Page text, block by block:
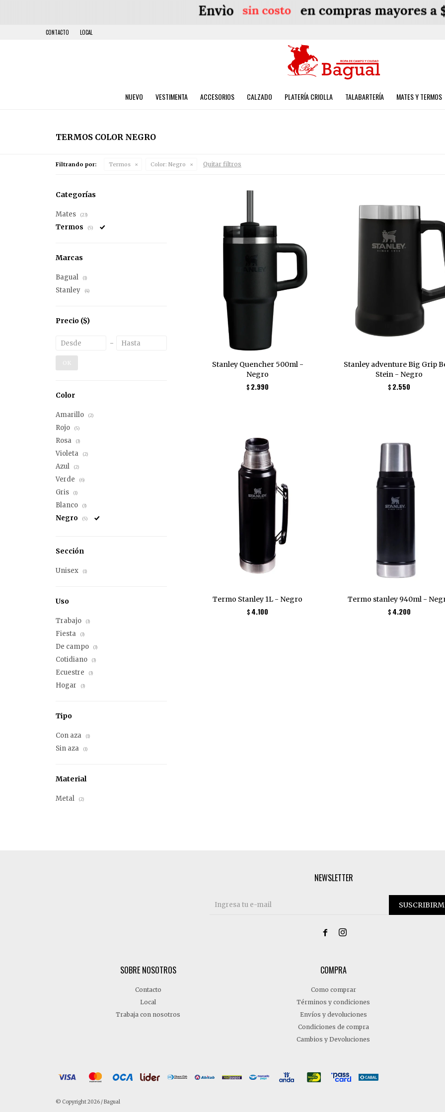
NUEVO VESTIMENTA ACCESORIOS CALZADO PLATERÍA CRIOLLA TALABARTERÍA MATES Y TERMOS
CONTACTO LOCAL
TERMOS COLOR NEGRO
Filtrando por: Termos Color: Negro Quitar filtros
Stanley Quencher 500ml -
Negro
$ 2.990
Stanley adventure Big Grip
Stein - Negro
$ 2.550
Termo Stanley 1L - Negro
$ 4.100
Termo stanley 940ml -
$ 4.200
Categorías
Mates (23)
Termos (5)
Marcas
Bagual (1)
Stanley (4)
Precio ($)
OK
Color
Amarillo (2)
Rojo (5)
Rosa (3)
Violeta (2)
Azul (2)
Verde (6)
Gris (1)
Blanco (3)
Negro (5)
Sección
Unisex (1)
Uso
Trabajo (3)
Fiesta (3)
De campo (3)
Cotidiano (3)
Ecuestre (3)
Hogar (3)
Tipo
Con aza (1)
Sin aza (1)
Material
Metal (2)
SOBRE NOSOTROS
Contacto
Local
Trabaja con nosotros
COMPRA
Como comprar
Términos y condiciones
Envíos y devoluciones
Condiciones de compra
Cambios y Devoluciones
NEWSLETTER
 
© Copyright 2026 / Bagual